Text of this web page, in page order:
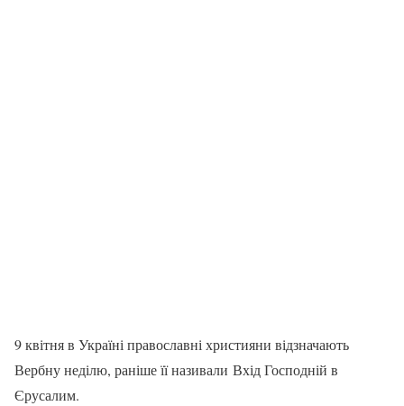
9 квітня в Україні православні християни відзначають
Вербну неділю, раніше її називали Вхід Господній в
Єрусалим.